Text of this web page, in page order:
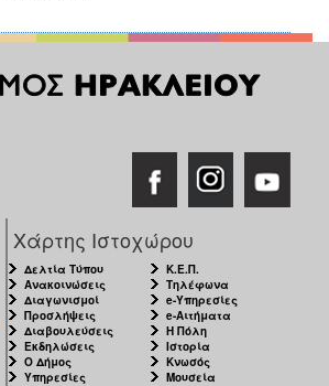
Χάρτης Ιστοχώρου
Δελτία Τύπου
Ανακοινώσεις
Διαγωνισμοί
Προσλήψεις
Διαβουλεύσεις
Εκδηλώσεις
Ο Δήμος
Υπηρεσίες
Κ.Ε.Π.
Τηλέφωνα
e-Υπηρεσίες
e-Αιτήματα
Η Πόλη
Ιστορία
Κνωσός
Μουσεία